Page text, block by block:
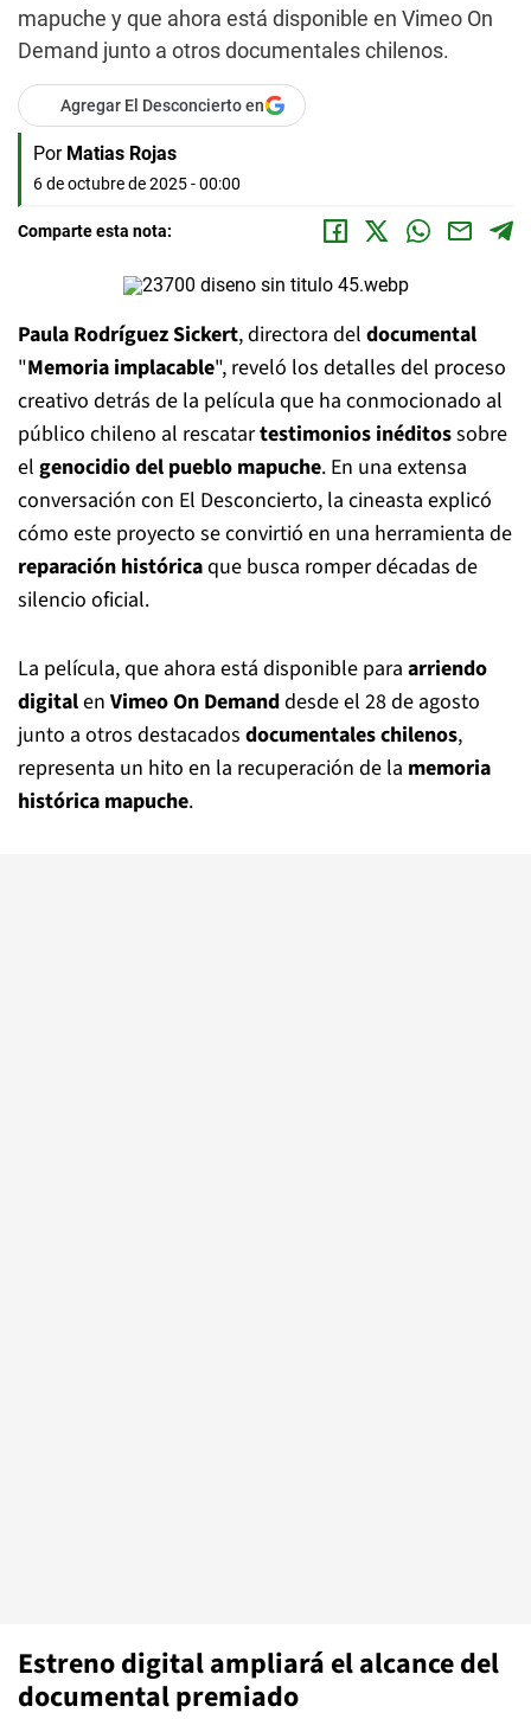
mapuche y que ahora está disponible en Vimeo On
Demand junto a otros documentales chilenos.
Agregar El Desconcierto en
Por Matias Rojas
6 de octubre de 2025 - 00:00
Comparte esta nota:
Paula Rodríguez Sickert, directora del documental
"Memoria implacable", reveló los detalles del proceso
creativo detrás de la película que ha conmocionado al
público chileno al rescatartestimonios inéditossobre
el genocidio del pueblo mapuche. En una extensa
conversación con El Desconcierto, la cineasta explicó
cómo este proyecto se convirtió en una herramienta de
reparación históricaque busca romper décadas de
silencio oficial.
La película, que ahora está disponible para arriendo
digitalen Vimeo On Demanddesde el 28 de agosto
junto a otros destacados documentales chilenos,
representa un hito en la recuperación de la memoria
histórica mapuche.
Estreno digital ampliará el alcance del
documental premiado